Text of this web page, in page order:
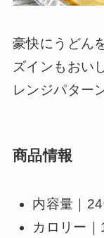
豪快にうどん
ズインもおい
レンジパター
商品情報
内容量｜
カロリー